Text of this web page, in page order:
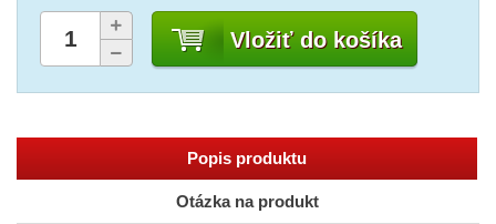
Vložiť do košíka
Popis produktu
Otázka na produkt